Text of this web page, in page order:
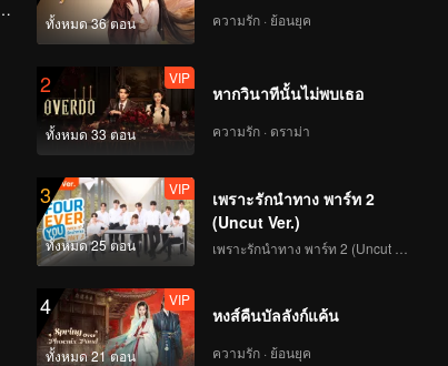
193
VIP VIP
195
VIP
196
VIP
197
199
VIP
200
VIP
201
VIP
202
VIP
ทั้งหมด 36 ตอน ความรัก · ย้อนยุค
2
ทั้งหมด 33 ตอน
VIP
หากวินาทีนั้นไม่พบเธอ
ความรัก · ดราม่า
3
ทั้งหมด 25 ตอน
VIP
เพราะรักนำทาง พาร์ท 2
(Uncut Ver.)
4
ทั้งหมด 21 ตอน
VIP
หงส์คืนบัลลังก์แค้น
ความรัก · ย้อนยุค